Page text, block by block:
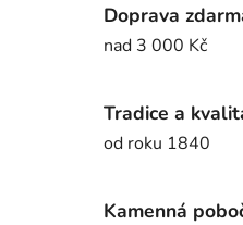
Doprava
nad 3 000 Kč
Tradice a
od roku 1840
Kamenná